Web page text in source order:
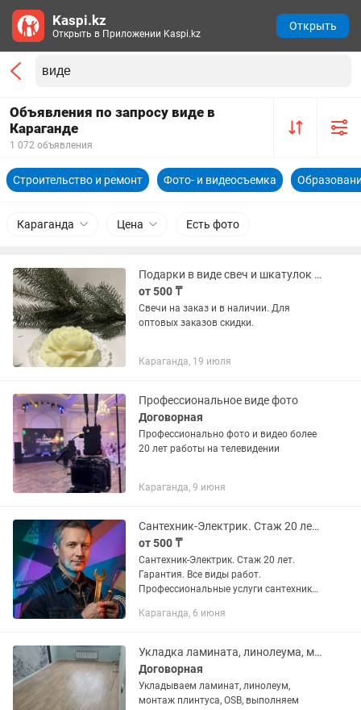
Объявления по запросу виде в
Караганде
1 072 объявления
Строительство и ремонт Фото- и видеосъемка
Караганда Цена Есть фото
Подарки в виде свеч и шкатулок из гипса
от 500 ₸
Свечи на заказ и в наличии. Для
оптовых заказов скидки.
Караганда, 19 июля
Профессиональное виде фото
Договорная
Профессионально фото и видео более
20 лет работы на телевидении
Караганда, 9 июня
Сантехник-Электрик. Стаж 20 лет. Гарантия. Все виды работ.
от 500 ₸
Сантехник-Электрик. Стаж 20 лет.
Гарантия. Все виды работ.
Профессиональные услуги сантехника
работы любой сложности — от замены
Караганда, 6 июня
Укладка ламината, линолеума, монтаж плинтуса. Все виды работы с полами.
Договорная
Укладываем ламинат, линолеум,
монтаж плинтуса, OSB, выполняем
Kaspi.kz
Открыть в Приложении Kaspi.kz
Открыть